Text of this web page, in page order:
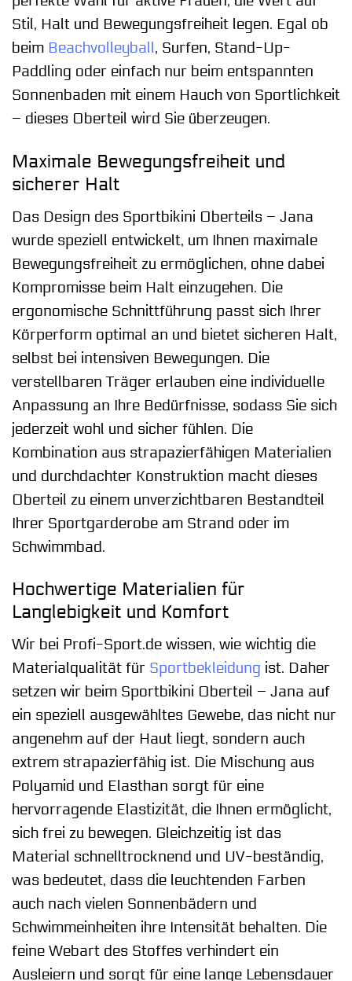
Stil, Halt und Bewegungsfreiheit legen. Egal ob
beim Beachvolleyball, Surfen, Stand-Up-
Paddling oder einfach nur beim entspannten
Sonnenbaden mit einem Hauch von Sportlichkeit
– dieses Oberteil wird Sie überzeugen.
Maximale Bewegungsfreiheit und
sicherer Halt
Das Design des Sportbikini Oberteils – Jana
wurde speziell entwickelt, um Ihnen maximale
Bewegungsfreiheit zu ermöglichen, ohne dabei
Kompromisse beim Halt einzugehen. Die
ergonomische Schnittführung passt sich Ihrer
Körperform optimal an und bietet sicheren Halt,
selbst bei intensiven Bewegungen. Die
verstellbaren Träger erlauben eine individuelle
Anpassung an Ihre Bedürfnisse, sodass Sie sich
jederzeit wohl und sicher fühlen. Die
Kombination aus strapazierfähigen Materialien
und durchdachter Konstruktion macht dieses
Oberteil zu einem unverzichtbaren Bestandteil
Ihrer Sportgarderobe am Strand oder im
Schwimmbad.
Hochwertige Materialien für
Langlebigkeit und Komfort
Wir bei Profi-Sport.de wissen, wie wichtig die
Materialqualität für Sportbekleidung ist. Daher
setzen wir beim Sportbikini Oberteil – Jana auf
ein speziell ausgewähltes Gewebe, das nicht nur
angenehm auf der Haut liegt, sondern auch
extrem strapazierfähig ist. Die Mischung aus
Polyamid und Elasthan sorgt für eine
hervorragende Elastizität, die Ihnen ermöglicht,
sich frei zu bewegen. Gleichzeitig ist das
Material schnelltrocknend und UV-beständig,
was bedeutet, dass die leuchtenden Farben
auch nach vielen Sonnenbädern und
Schwimmeinheiten ihre Intensität behalten. Die
feine Webart des Stoffes verhindert ein
Ausleiern und sorgt für eine lange Lebensdauer